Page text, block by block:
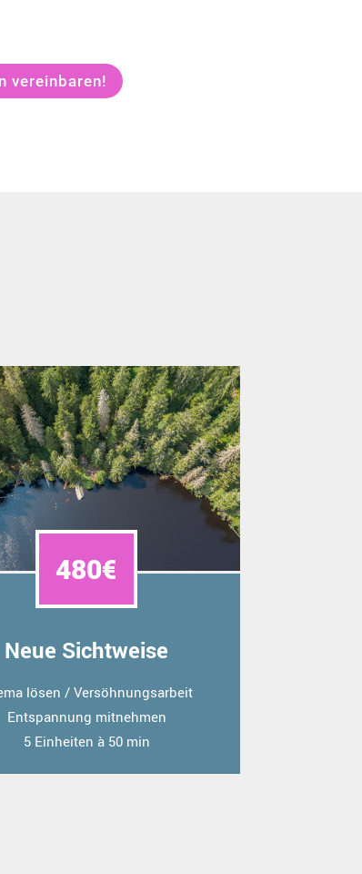
vereinbaren!
480€
Neue Sichtweise
lösen / Versöhnungsarbeit
Entspannung mitnehmen
5 Einheiten à 50 min